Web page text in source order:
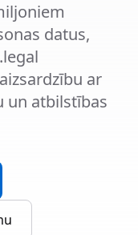
datus,
ar
un atbilstības